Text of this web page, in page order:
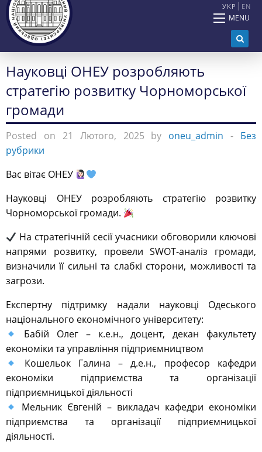
УКР EN
MENU
Науковці ОНЕУ розробляють
стратегію розвитку Чорноморської
громади
Posted on 21 Лютого, 2025 by oneu_admin - Без
рубрики
Вас вітає ОНЕУ
Науковці ОНЕУ розробляють стратегію розвитку
Чорноморської громади.
На стратегічній сесії учасники обговорили ключові
напрями розвитку, провели SWOT-аналіз громади,
визначили її сильні та слабкі сторони, можливості та
загрози.
Експертну підтримку надали науковці Одеського
національного економічного університету:
Бабій Олег – к.е.н., доцент, декан факультету
економіки та управління підприємництвом
Кошельок Галина – д.е.н., професор кафедри
економіки підприємства та організації
підприємницької діяльності
Мельник Євгеній – викладач кафедри економіки
підприємства та організації підприємницької
діяльності.